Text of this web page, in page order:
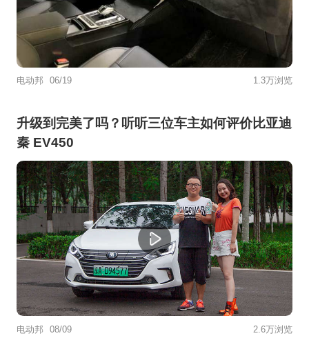
电动邦 06/19 1.3万浏览
升级到完美了吗？听听三位车主如何评价比亚迪
秦 EV450
电动邦 08/09 2.6万浏览